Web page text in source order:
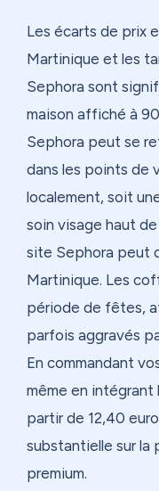
Les écarts de prix
Martinique et les
Sephora sont
maison affiché à
Sephora peut se
dans les points de
localement, soit
soin visage haut
site Sephora peut
Martinique. Les
période de fêtes,
parfois aggravés
En commandant
même en
partir de 12,40
substantielle sur la
premium.